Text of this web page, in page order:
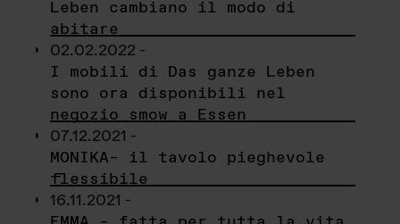
Leben cambiano il modo di
abitare
02.02.2022 -
I mobili di Das ganze Leben
sono ora disponibili nel
negozio smow a Essen
07.12.2021 -
MONIKA– il tavolo pieghevole
flessibile
16.11.2021 -